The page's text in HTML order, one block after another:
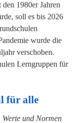
den 1980er Jahren
soll es bis 2026
wurde die
verschoben.
Lerngruppen für
für alle
Werte und Normen